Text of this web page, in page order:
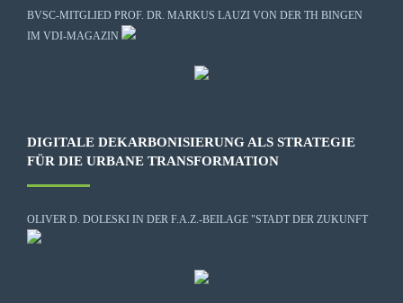
BVSC-MITGLIED PROF. DR. MARKUS LAUZI VON DER TH BINGEN
IM VDI-MAGAZIN
DIGITALE DEKARBONISIERUNG ALS STRATEGIE
FÜR DIE URBANE TRANSFORMATION
OLIVER D. DOLESKI IN DER F.A.Z.-BEILAGE "STADT DER ZUKUNFT